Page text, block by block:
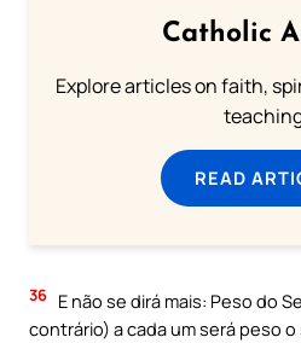
Catholic
Explore articles on faith,
READ
36 E não se dirá mais: Peso do
contrário) a cada um será peso